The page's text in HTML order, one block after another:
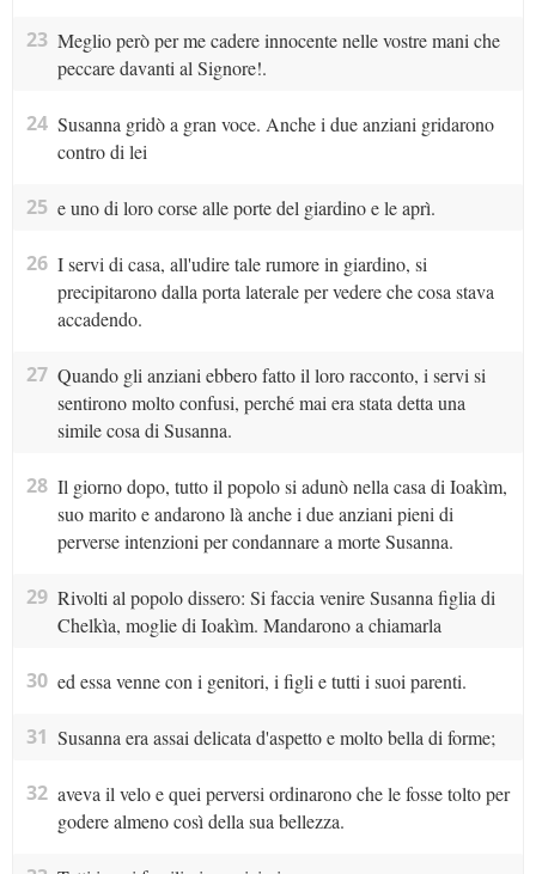
23 Meglio però per me cadere innocente nelle vostre mani che
peccare davanti al Signore!.
24 Susanna gridò a gran voce. Anche i due anziani gridarono
contro di lei
25 e uno di loro corse alle porte del giardino e le aprì.
26 I servi di casa, all'udire tale rumore in giardino, si
precipitarono dalla porta laterale per vedere che cosa stava
accadendo.
27 Quando gli anziani ebbero fatto il loro racconto, i servi si
sentirono molto confusi, perché mai era stata detta una
simile cosa di Susanna.
28 Il giorno dopo, tutto il popolo si adunò nella casa di Ioakìm,
suo marito e andarono là anche i due anziani pieni di
perverse intenzioni per condannare a morte Susanna.
29 Rivolti al popolo dissero: Si faccia venire Susanna figlia di
Chelkìa, moglie di Ioakìm. Mandarono a chiamarla
30 ed essa venne con i genitori, i figli e tutti i suoi parenti.
31 Susanna era assai delicata d'aspetto e molto bella di forme;
32 aveva il velo e quei perversi ordinarono che le fosse tolto per
godere almeno così della sua bellezza.